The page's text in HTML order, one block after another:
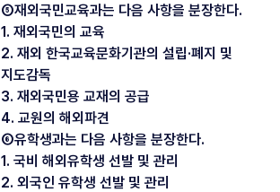
⑤재외국민교육과는 다음 사항을 분장한다.
1. 재외국민의 교육
2. 재외 한국교육문화기관의 설립·폐지 및
지도감독
3. 재외국민용 교재의 공급
4. 교원의 해외파견
⑥유학생과는 다음 사항을 분장한다.
1. 국비 해외유학생 선발 및 관리
2. 외국인 유학생 선발 및 관리